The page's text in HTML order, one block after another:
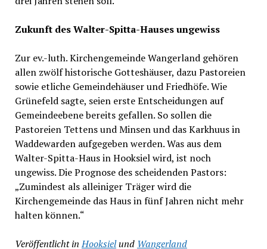
Zukunft des Walter-Spitta-Hauses ungewiss
Zur ev.-luth. Kirchengemeinde Wangerland gehören
allen zwölf historische Gotteshäuser, dazu Pastoreien
sowie etliche Gemeindehäuser und Friedhöfe. Wie
Grünefeld sagte, seien erste Entscheidungen auf
Gemeindeebene bereits gefallen. So sollen die
Pastoreien Tettens und Minsen und das Karkhuus in
Waddewarden aufgegeben werden. Was aus dem
Walter-Spitta-Haus in Hooksiel wird, ist noch
ungewiss. Die Prognose des scheidenden Pastors:
„Zumindest als alleiniger Träger wird die
Kirchengemeinde das Haus in fünf Jahren nicht mehr
halten können.“
Veröffentlicht in Hooksielund Wangerland